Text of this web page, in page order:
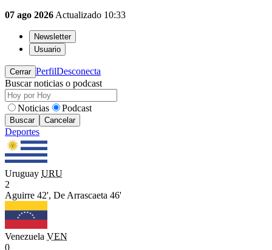
07 ago 2026 Actualizado 10:33
Newsletter
Usuario
Cerrar PerfilDesconecta
Buscar noticias o podcast
Noticias Podcast
Buscar Cancelar
Deportes
Uruguay URU
2
Aguirre 42', De Arrascaeta 46'
Venezuela VEN
0